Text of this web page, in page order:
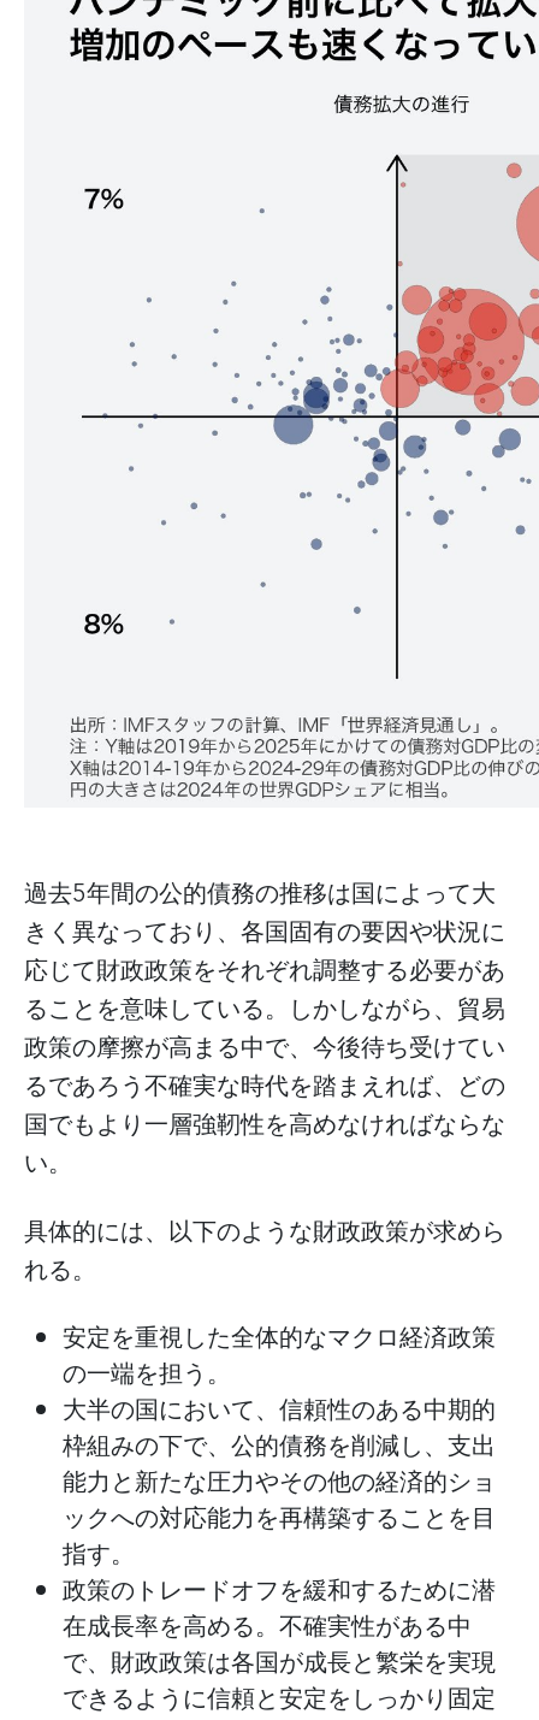
過去5年間の公的債務の推移は国によって大
きく異なっており、各国固有の要因や状況に
応じて財政政策をそれぞれ調整する必要があ
ることを意味している。しかしながら、貿易
政策の摩擦が高まる中で、今後待ち受けてい
るであろう不確実な時代を踏まえれば、どの
国でもより一層強靭性を高めなければならな
い。
具体的には、以下のような財政政策が求めら
れる。
安定を重視した全体的なマクロ経済政策
の一端を担う。
大半の国において、信頼性のある中期的
枠組みの下で、公的債務を削減し、支出
能力と新たな圧力やその他の経済的ショ
ックへの対応能力を再構築することを目
指す。
政策のトレードオフを緩和するために潜
在成長率を高める。不確実性がある中
で、財政政策は各国が成長と繁栄を実現
できるように信頼と安定をしっかり固定